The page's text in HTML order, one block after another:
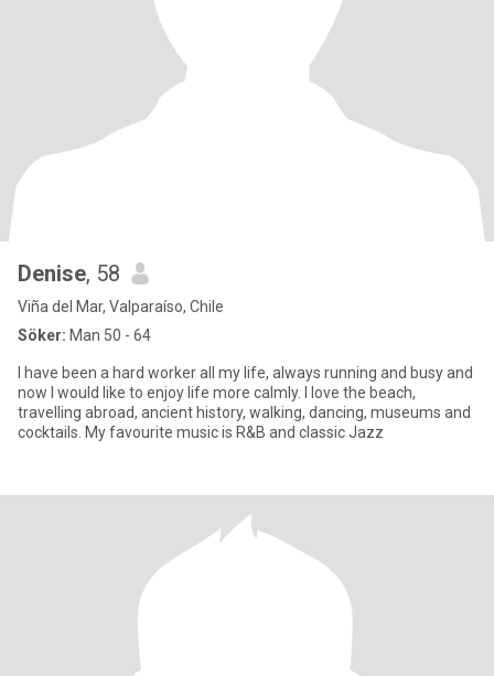
Denise, 58
Viña del Mar, Valparaíso, Chile
Söker: Man 50 - 64
I have been a hard worker all my life, always running and busy and
now I would like to enjoy life more calmly. I love the beach,
travelling abroad, ancient history, walking, dancing, museums and
cocktails. My favourite music is R&B and classic Jazz